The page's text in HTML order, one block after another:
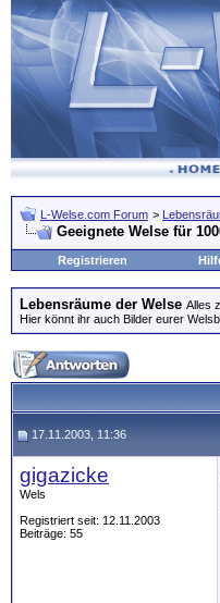
L-Welse.com Forum >
Geeignete Welse für
Registrieren
Lebensräume der Welse Alles
Hier könnt ihr auch Bilder eurer
17.11.2003, 11:36
gigazicke
Wels
Registriert seit: 12.11.2003
Beiträge: 55